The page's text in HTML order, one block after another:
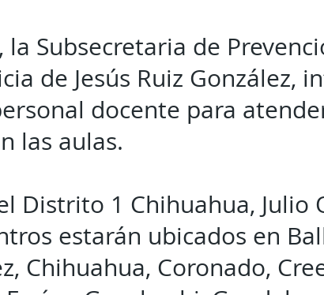
la Subsecretaria de
de Jesús Ruiz González,
docente para
las aulas.
Distrito 1 Chihuahua, Julio
estarán ubicados en
Chihuahua, Coronado,